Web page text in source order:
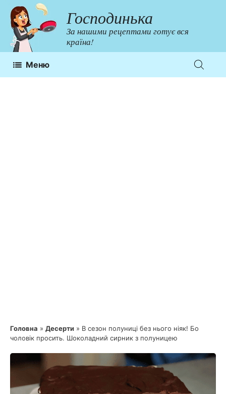
Перейти
до
контенту
Господинька
За нашими рецептами готує вся
країна!
Меню
Головна » Десерти » В сезон полуниці без нього ніяк! Бо
чоловік просить. Шоколадний сирник з полуницею